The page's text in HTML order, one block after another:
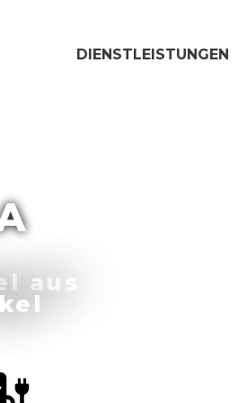
DIENSTLEISTUNGEN
aus